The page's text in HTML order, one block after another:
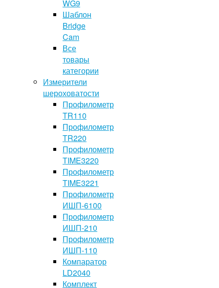
WG9
Шаблон
Bridge
Cam
Все
товары
категории
Измерители
шероховатости
Профилометр
TR110
Профилометр
TR220
Профилометр
TIME3220
Профилометр
TIME3221
Профилометр
ИШП-6100
Профилометр
ИШП-210
Профилометр
ИШП-110
Компаратор
LD2040
Комплект